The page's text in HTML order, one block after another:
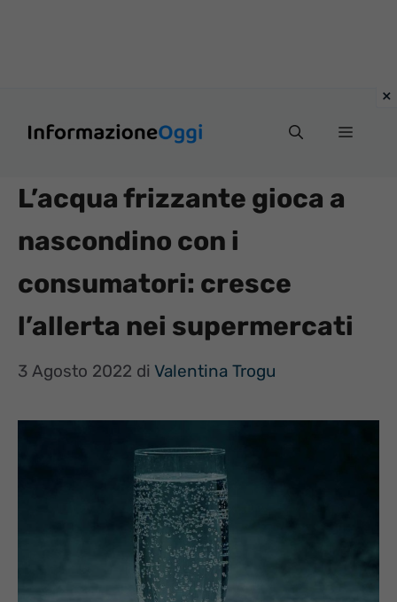
Menu
L’acqua frizzante gioca a
nascondino con i
consumatori: cresce
l’allerta nei supermercati
3 Agosto 2022 di Valentina Trogu